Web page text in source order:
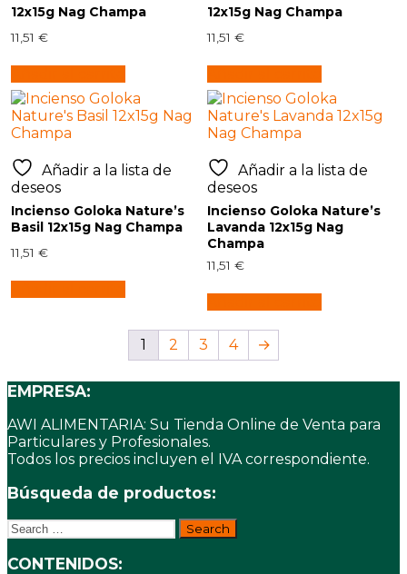
12x15g Nag Champa
11,51€
12x15g Nag Champa
11,51€
Añadir a la lista de
deseos
Incienso Goloka Nature’s
Basil 12x15g Nag Champa
11,51€
Añadir a la lista de
deseos
Incienso Goloka Nature’s
Lavanda 12x15g Nag
Champa
11,51€
1 2 3 4 →
EMPRESA:
AWI ALIMENTARIA: Su Tienda Online de Venta para
Particulares y Profesionales.
Todos los precios incluyen el IVA correspondiente.
Búsqueda de productos:
Search
for:
CONTENIDOS: